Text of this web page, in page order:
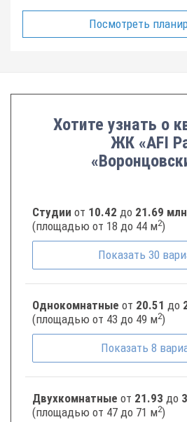
Посмотреть
Хотите узнать о
ЖК «AFI
Студии от 10.42 до 21.69
(площадью от 18 до 44 м2)
Показать 30
Однокомнатные от 20.51 до
(площадью от 43 до 49 м2)
Показать 8
Двухкомнатные от 21.93 до
(площадью от 47 до 71 м2)